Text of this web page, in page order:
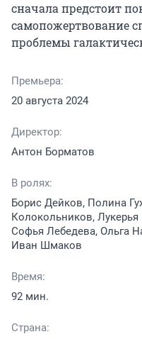
сначала предстоит
самопожертвование
проблемы
Премьера:
20 августа 2024
Директор:
Антон Борматов
В ролях:
Борис Дейков, Полина
Колокольников,
Софья Лебедева, Ольга
Иван Шмаков
Время:
92 мин.
Страна: